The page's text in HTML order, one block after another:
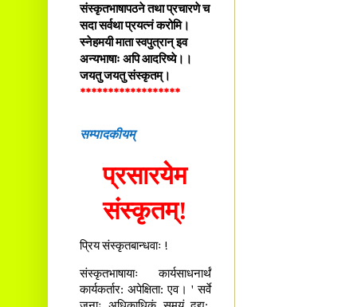
संस्कृतभाषापठने तथा प्रचारणे च
सदा सर्वथा प्रयत्नं करोमि।
स्नेहमयी माता स्वपुत्रान् इव
अन्यभाषाः अपि आदरिष्ये।।
जयतु जयतु संस्कृतम्।
******************
सम्पादकीयम्
प्रसारयेम
संस्कृतम्!
प्रिय संस्कृतबान्धवाः !
संस्कृतभाषायाः कार्यसाधनार्थं
कार्यकर्तार: अपेक्षिता: एव। ' सर्वे